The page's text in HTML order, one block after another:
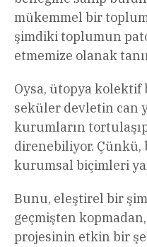
mükemmel bir
şimdiki toplumun
etmemize olanak
Oysa, ütopya
seküler devletin can
kurumların
direnebiliyor. Çünkü,
kurumsal biçimleri
Bunu, eleştirel bir
geçmişten
projesinin etkin bir